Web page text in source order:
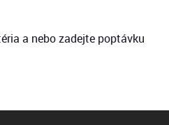
a nebo zadejte poptávku